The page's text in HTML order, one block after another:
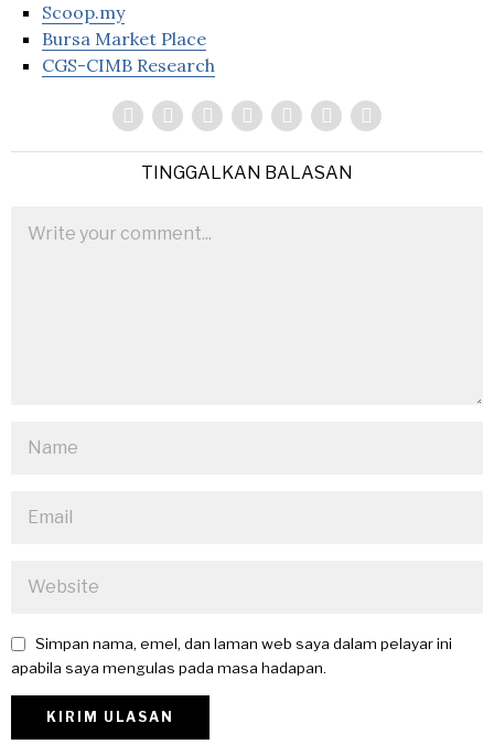
Scoop.my
Bursa Market Place
CGS-CIMB Research
TINGGALKAN BALASAN
Simpan nama, emel, dan laman web saya dalam pelayar ini
apabila saya mengulas pada masa hadapan.